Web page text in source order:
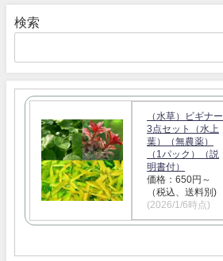
検索
（水草）ビギナー
3点セット（水上
葉）（無農薬）
（1パック）（説
明書付）
価格：650円～
（税込、送料別)
(2026/1/6時点)